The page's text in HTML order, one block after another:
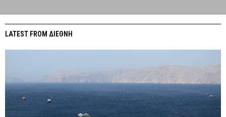
LATEST FROM ΔΙΕΘΝΗ